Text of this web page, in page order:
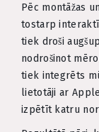
Pēc montāžas
tostarp
tiek droši
nodrošinot
tiek integrēts
lietotāji ar
izpētīt katru